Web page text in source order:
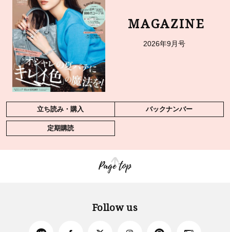
MAGAZINE
2026年9月号
立ち読み・購入 バックナンバー
定期購読
Page top
Follow us